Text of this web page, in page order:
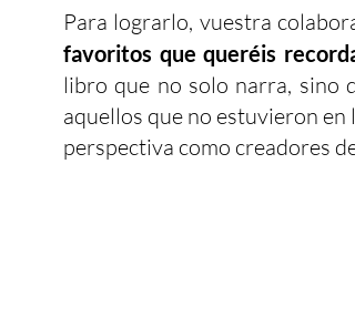
Para lograrlo, vuestra
favoritos que queréis
libro que no solo narra, sino
aquellos que no estuvieron
perspectiva como creadores de